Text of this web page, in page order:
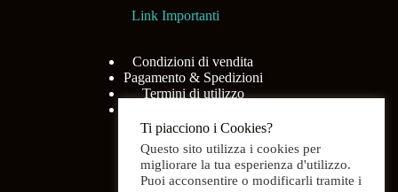
Link Importanti
Condizioni di vendita
Pagamento & Spedizioni
Termini di utilizzo
Ti piacciono i Cookies?
Questo sito utilizza i cookies per
migliorare la tua esperienza d'utilizzo.
Puoi acconsentire o modificarli tramite i